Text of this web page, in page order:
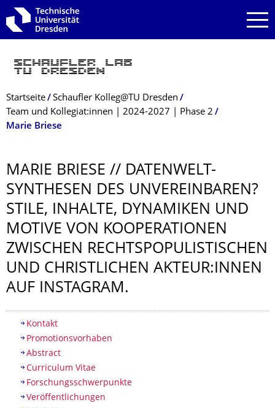
Zur Hauptnavigation springen
Zur Suche springen
Zum Inhalt springen
Breadcrumb-Menü
Startseite
Schaufler Kolleg@TU Dresden
Team und Kollegiat:innen | 2024-2027 | Phase 2
Marie Briese
MARIE BRIESE // DATENWELT-
SYNTHESEN DES UNVEREINBAREN?
STILE, INHALTE, DYNAMIKEN UND
MOTIVE VON KOOPERATIONEN
ZWISCHEN RECHTSPOPULIS­TISCHEN
UND CHRISTLICHEN AKTEUR:INNEN
AUF INSTAGRAM.
Inhaltsverzeichnis
Kontakt
Promotionsvorhaben
Abstract
Curriculum Vitae
Forschungsschwerpunkte
Veröffentlichungen